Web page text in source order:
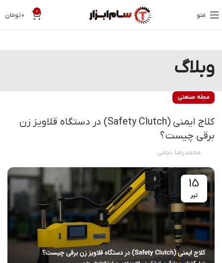
منو 0 ۰تومان
وبلاگ
مجله صنعتی
کلاج ایمنی (Safety Clutch) در دستگاه قلاویز زن
برقی چیست؟
محمدرضا نجفی
15
تیر